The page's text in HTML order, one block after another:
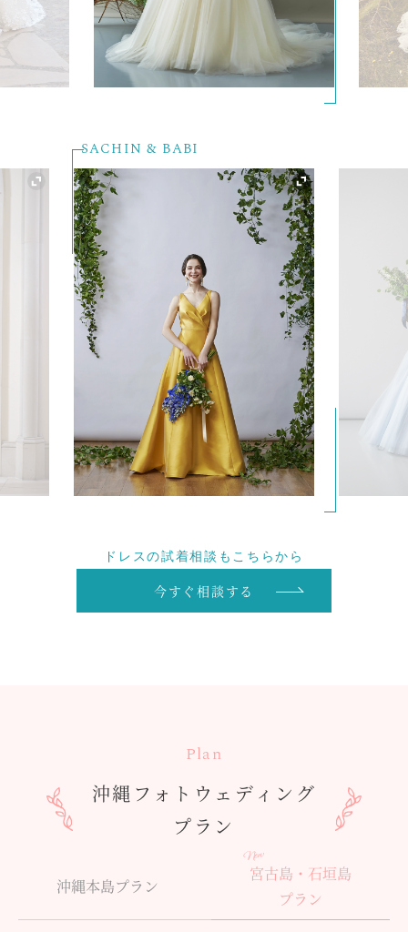
NAEEM KHAN
ドレスの試着相談もこちらから
今すぐ相談する
沖縄フォトウェディング
プラン
沖縄本島プラン
New
宮古島・石垣島
プラン